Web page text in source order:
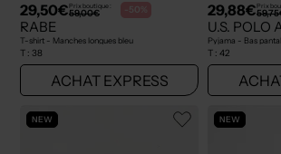
29,50€Prix boutique :
59,00€ -50%
RABE
T-shirt - Manches longues bleu
T : 38
ACHAT EXPRESS
29,88€Prix
U.S. POLO
Pyjama - Bas
T : 42
NEW NEW